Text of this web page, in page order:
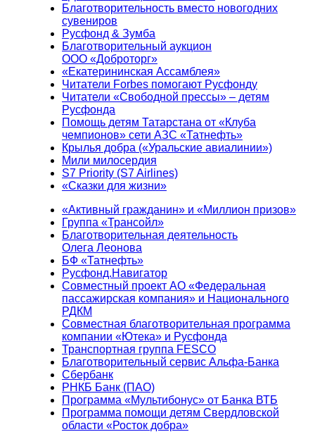
Благотворительность вместо новогодних
сувениров
Русфонд & Зумба
Благотворительный аукцион
ООО «Доброторг»
«Екатерининская Ассамблея»
Читатели Forbes помогают Русфонду
Читатели «Свободной прессы» – детям
Русфонда
Помощь детям Татарстана от «Клуба
чемпионов» сети АЗС «Татнефть»
Крылья добра («Уральские авиалинии»)
Мили милосердия
S7 Priority (S7 Airlines)
«Сказки для жизни»
«Активный гражданин» и «Миллион призов»
Группа «Трансойл»
Благотворительная деятельность
Олега Леонова
БФ «Татнефть»
Русфонд.Навигатор
Совместный проект АО «Федеральная
пассажирская компания» и Национального
РДКМ
Совместная благотворительная программа
компании «Ютека» и Русфонда
Транспортная группа FESCO
Благотворительный сервис Альфа-Банка
Сбербанк
РНКБ Банк (ПАО)
Программа «Мультибонус» от Банка ВТБ
Программа помощи детям Свердловской
области «Росток добра»